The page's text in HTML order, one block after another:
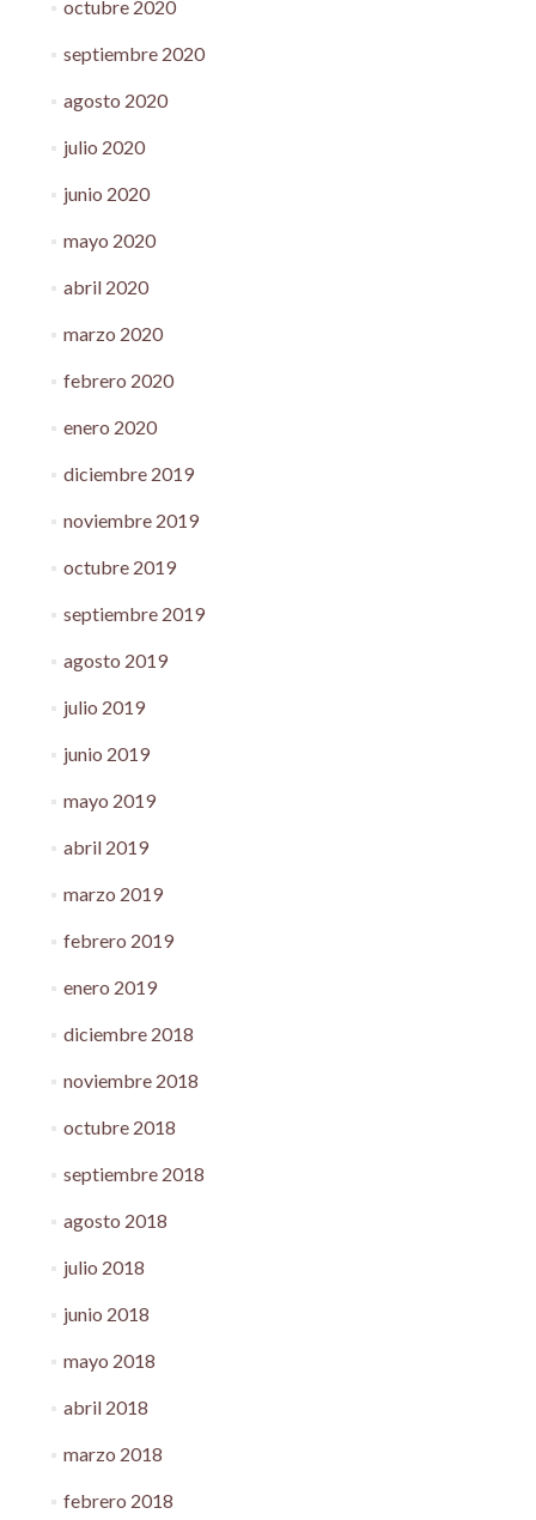
octubre 2020
septiembre 2020
agosto 2020
julio 2020
junio 2020
mayo 2020
abril 2020
marzo 2020
febrero 2020
enero 2020
diciembre 2019
noviembre 2019
octubre 2019
septiembre 2019
agosto 2019
julio 2019
junio 2019
mayo 2019
abril 2019
marzo 2019
febrero 2019
enero 2019
diciembre 2018
noviembre 2018
octubre 2018
septiembre 2018
agosto 2018
julio 2018
junio 2018
mayo 2018
abril 2018
marzo 2018
febrero 2018